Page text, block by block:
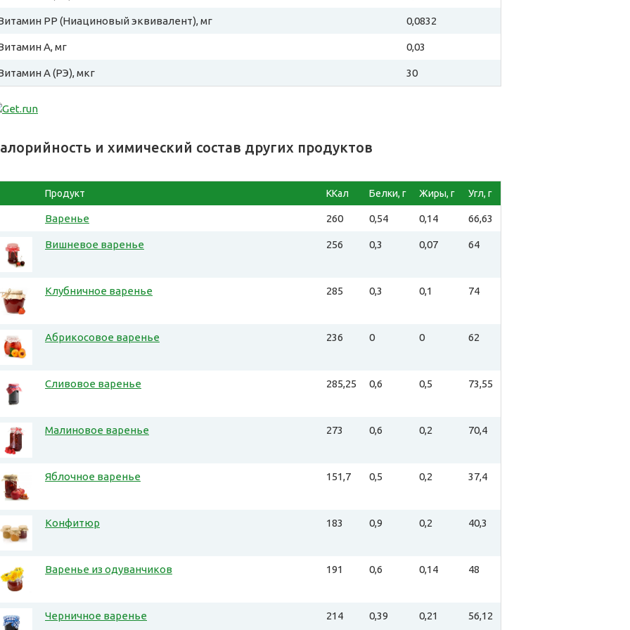
PP (Ниациновый эквивалент), мг 0,0832
A, мг 0,03
A (РЭ), мкг 30
и химический состав других продуктов
Продукт ККал Белки, г Жиры, г Угл, г
Варенье 260 0,54 0,14 66,63
Вишневое варенье 256 0,3 0,07 64
Клубничное варенье 285 0,3 0,1 74
Абрикосовое варенье 236 0 0 62
Сливовое варенье 285,25 0,6 0,5 73,55
Малиновое варенье 273 0,6 0,2 70,4
Яблочное варенье 151,7 0,5 0,2 37,4
Конфитюр 183 0,9 0,2 40,3
Варенье из одуванчиков 191 0,6 0,14 48
Черничное варенье 214 0,39 0,21 56,12